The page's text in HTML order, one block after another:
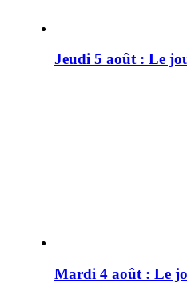
Jeudi 5 août : Le
Mardi 4 août : Le